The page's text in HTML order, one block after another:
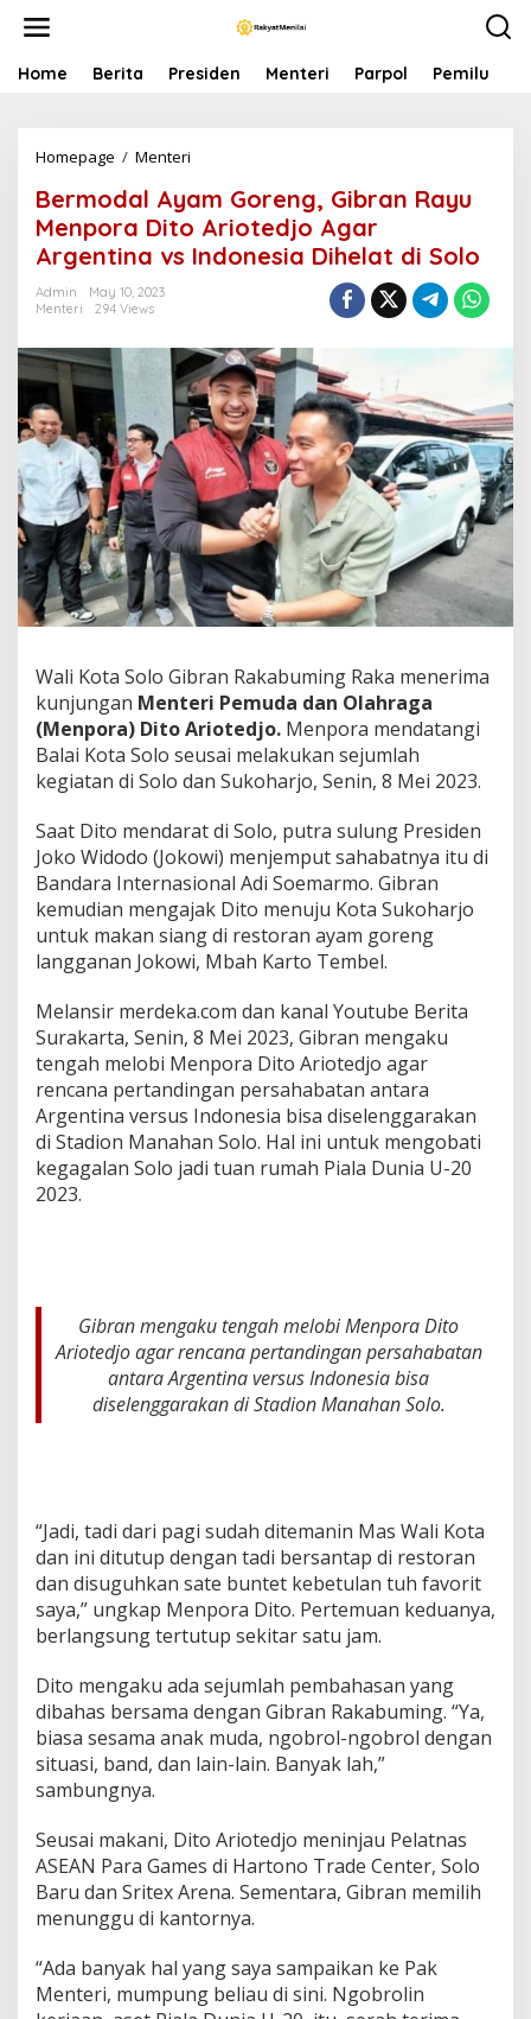
Home Berita Presiden Menteri Parpol Pemilu
Homepage / Menteri
r
m
o
d
y
a
m
G
o
r
e
n
g
,
G
i
b
r
n
R
a
y
u
M
p
o
r
a
D
i
t
A
r
o
t
e
d
j
o
g
e
n
t
i
I
n
d
o
n
e
a
D
i
h
t
d
i
S
o
o
Bermodal Ayam Goreng, Gibran Rayu
Menpora Dito Ariotedjo Agar
Argentina vs Indonesia Dihelat di Solo
Admin
May 10, 2023
Menteri
294 Views
Wali Kota Solo Gibran Rakabuming Raka menerima
kunjungan Menteri Pemuda dan Olahraga
(Menpora) Dito Ariotedjo. Menpora mendatangi
Balai Kota Solo seusai melakukan sejumlah
kegiatan di Solo dan Sukoharjo, Senin, 8 Mei 2023.
Saat Dito mendarat di Solo, putra sulung Presiden
Joko Widodo (Jokowi) menjemput sahabatnya itu di
Bandara Internasional Adi Soemarmo. Gibran
kemudian mengajak Dito menuju Kota Sukoharjo
untuk makan siang di restoran ayam goreng
langganan Jokowi, Mbah Karto Tembel.
Melansir merdeka.com dan kanal Youtube Berita
Surakarta, Senin, 8 Mei 2023, Gibran mengaku
tengah melobi Menpora Dito Ariotedjo agar
rencana pertandingan persahabatan antara
Argentina versus Indonesia bisa diselenggarakan
di Stadion Manahan Solo. Hal ini untuk mengobati
kegagalan Solo jadi tuan rumah Piala Dunia U-20
2023.
Gibran mengaku tengah melobi Menpora Dito
Ariotedjo agar rencana pertandingan persahabatan
antara Argentina versus Indonesia bisa
diselenggarakan di Stadion Manahan Solo.
“Jadi, tadi dari pagi sudah ditemanin Mas Wali Kota
dan ini ditutup dengan tadi bersantap di restoran
dan disuguhkan sate buntet kebetulan tuh favorit
saya,” ungkap Menpora Dito. Pertemuan keduanya,
berlangsung tertutup sekitar satu jam.
Dito mengaku ada sejumlah pembahasan yang
dibahas bersama dengan Gibran Rakabuming. “Ya,
biasa sesama anak muda, ngobrol-ngobrol dengan
situasi, band, dan lain-lain. Banyak lah,”
sambungnya.
Seusai makani, Dito Ariotedjo meninjau Pelatnas
ASEAN Para Games di Hartono Trade Center, Solo
Baru dan Sritex Arena. Sementara, Gibran memilih
menunggu di kantornya.
“Ada banyak hal yang saya sampaikan ke Pak
Menteri, mumpung beliau di sini. Ngobrolin